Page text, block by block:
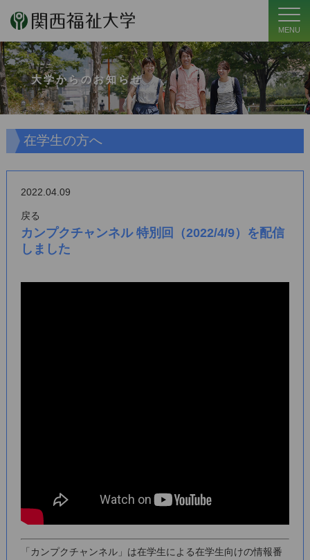
MENU
大学からのお知らせ
在学生の方へ
2022.04.09
戻る
カンプクチャンネル 特別回（2022/4/9）を配信
しました
「カンプクチャンネル」は在学生による在学生向けの情報番